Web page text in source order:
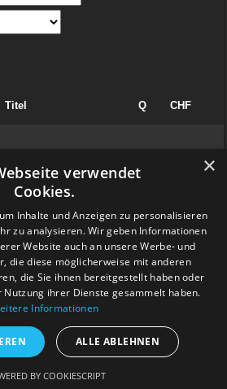
Titel Q CHF
06. April ab 10 Uhr an der
in Zürich
aus der Sammlung von Patrick! Ich bringe
usw.
it.ch |(www.pinkytoes.com)
×
verwendet
Cookies.
Inhalte und Anzeigen zu personalisieren
zu analysieren. Wir geben Informationen
Website auch an unsere Werbe- und
die diese möglicherweise mit anderen
die Sie ihnen bereitgestellt haben oder
Nutzung ihrer Dienste gesammelt haben.
Informationen
ALLE ABLEHNEN
BY COOKIESCRIPT